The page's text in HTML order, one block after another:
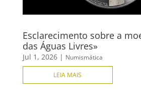
Esclarecimento sobre a
das Águas Livres»
Jul 1, 2026| Numismática
LEIA MAIS